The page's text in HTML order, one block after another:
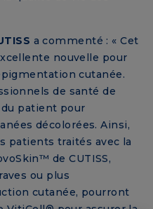
a commenté : « Cet
nouvelle pour
cutanée.
de santé de
patient pour
décolorées. Ainsi,
patients traités avec la
de CUTISS,
ou plus
cutanée, pourront